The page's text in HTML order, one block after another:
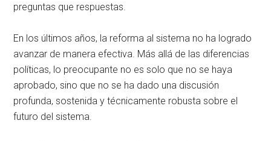
preguntas que respuestas.
En los últimos años, la reforma al sistema no ha logrado
avanzar de manera efectiva. Más allá de las diferencias
políticas, lo preocupante no es solo que no se haya
aprobado, sino que no se ha dado una discusión
profunda, sostenida y técnicamente robusta sobre el
futuro del sistema.